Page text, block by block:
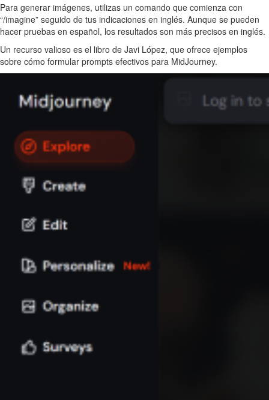
Para generar imágenes, utilizas un comando que comienza con
“/imagine” seguido de tus indicaciones en inglés. Aunque se pueden
hacer pruebas en español, los resultados son más precisos en inglés.
Un recurso valioso es el libro de Javi López, que ofrece ejemplos
sobre cómo formular prompts efectivos para MidJourney.